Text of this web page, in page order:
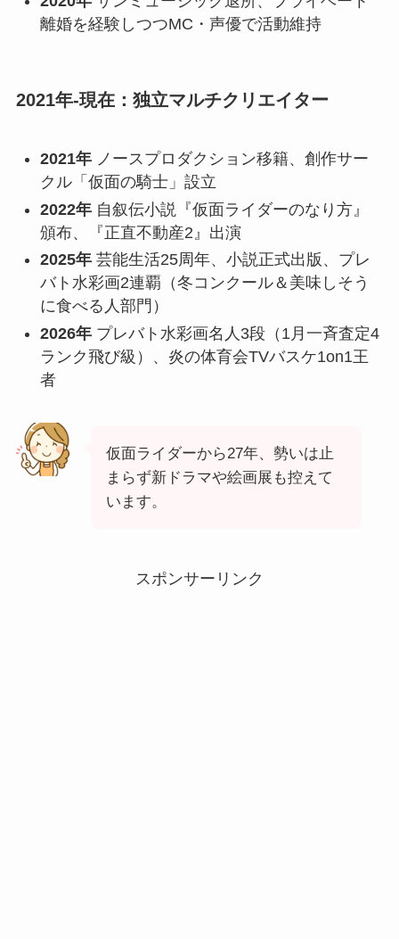
離婚を経験しつつMC・声優で活動維持
2021年-現在：独立マルチクリエイター
2021年ノースプロダクション移籍、創作サー
クル「仮面の騎士」設立
2022年自叙伝小説『仮面ライダーのなり方』
頒布、『正直不動産2』出演
2025年芸能生活25周年、小説正式出版、プレ
バト水彩画2連覇（冬コンクール＆美味しそう
に食べる人部門）
2026年プレバト水彩画名人3段（1月一斉査定4
ランク飛び級）、炎の体育会TVバスケ1on1王
者
仮面ライダーから27年、勢いは止
まらず新ドラマや絵画展も控えて
います。
スポンサーリンク